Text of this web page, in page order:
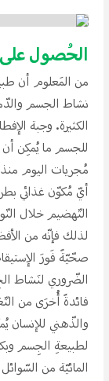
الحُصول على
من المَعلوم أن
نشاط الجسم
الكثيرة. وجبة
للجسم ما يُمكِن
مُجريات اليوم
أيّ مُكوّن غذائي
التّهضيم خلال
لذلك فإنّه من
صحّيّةََ فَورَ
الضّروري لنَشاط
فائدةََ أُخرَى من
والذّهني للإنسان
لطبيعةِ الجِسم
المائيّة من